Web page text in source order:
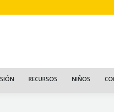
RECURSOS NIÑOS
PROGRAMAS DIFUSIÓN